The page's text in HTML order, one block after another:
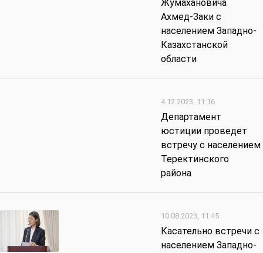
Жумахановича
Ахмед-Заки с
населением Западно-
Казахстанской
области
4.12.2023, 11:16
Департамент
юстиции проведет
встречу с населением
Теректинского
района
10.08.2023, 11:45
Касательно встречи с
населением Западно-